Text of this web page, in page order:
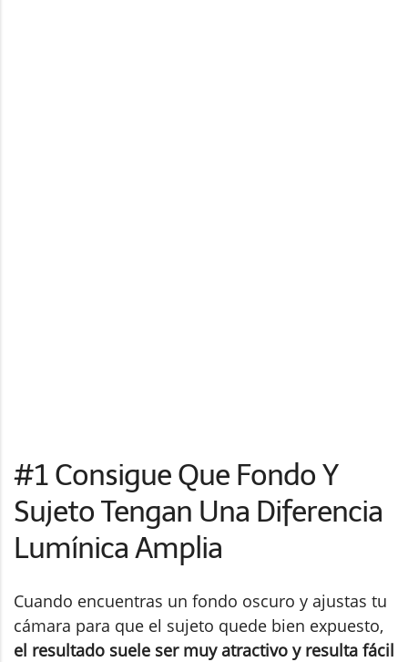
#1 Consigue Que Fondo Y
Sujeto Tengan Una Diferencia
Lumínica Amplia
Cuando encuentras un fondo oscuro y ajustas tu
cámara para que el sujeto quede bien expuesto,
el resultado suele ser muy atractivo y resulta fácil